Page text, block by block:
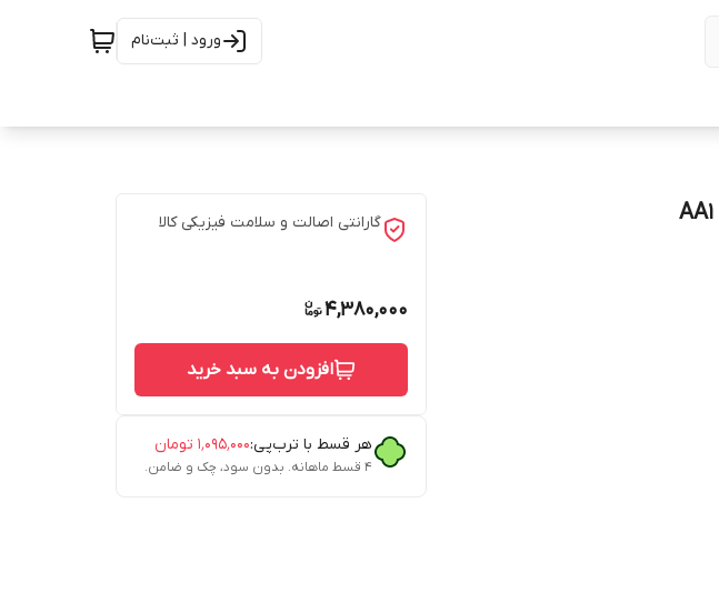
ورود | ثبت‌نام
گارانتی اصالت و سلامت فیزیکی کالا
4,380,000
افزودن به سبد خرید
هر قسط با ترب‌پی:۱٬۰۹۵٬۰۰۰ تومان
۴ قسط ماهانه. بدون سود، چک و ضامن.